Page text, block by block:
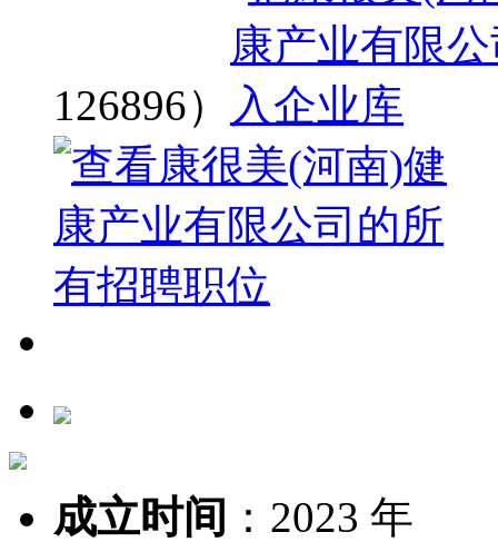
126896）
成立时间 ： 2023 年